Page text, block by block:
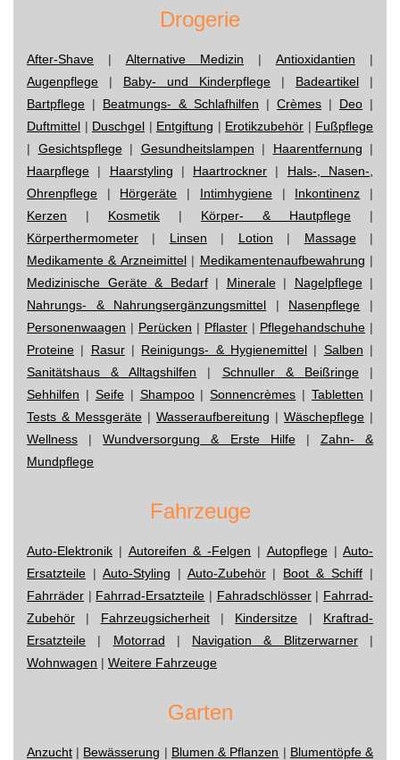
Drogerie
After-Shave | Alternative Medizin | Antioxidantien |
Augenpflege | Baby- und Kinderpflege | Badeartikel |
Bartpflege | Beatmungs- & Schlafhilfen | Crèmes | Deo |
Duftmittel | Duschgel | Entgiftung | Erotikzubehör | Fußpflege
| Gesichtspflege| Gesundheitslampen | Haarentfernung |
Haarpflege | Haarstyling | Haartrockner | Hals-, Nasen-,
Ohrenpflege | Hörgeräte | Intimhygiene| Inkontinenz |
Kerzen | Kosmetik | Körper- & Hautpflege |
Körperthermometer | Linsen | Lotion | Massage|
Medikamente & Arzneimittel| Medikamentenaufbewahrung |
Medizinische Geräte & Bedarf| Minerale| Nagelpflege|
Nahrungs- & Nahrungsergänzungsmittel | Nasenpflege |
Personenwaagen | Perücken | Pflaster | Pflegehandschuhe |
Proteine | Rasur| Reinigungs- & Hygienemittel | Salben |
Sanitätshaus & Alltagshilfen | Schnuller & Beißringe|
Sehhilfen | Seife| Shampoo|Sonnencrèmes |Tabletten |
Tests & Messgeräte | Wasseraufbereitung | Wäschepflege |
Wellness |Wundversorgung & Erste Hilfe| Zahn- &
Mundpflege
Fahrzeuge
Auto-Elektronik | Autoreifen & -Felgen | Autopflege| Auto-
Ersatzteile | Auto-Styling | Auto-Zubehör| Boot & Schiff |
Fahrräder | Fahrrad-Ersatzteile | Fahradschlösser| Fahrrad-
Zubehör | Fahrzeugsicherheit| Kindersitze | Kraftrad-
Ersatzteile | Motorrad | Navigation & Blitzerwarner|
Wohnwagen | Weitere Fahrzeuge
Garten
Anzucht | Bewässerung | Blumen & Pflanzen | Blumentöpfe &